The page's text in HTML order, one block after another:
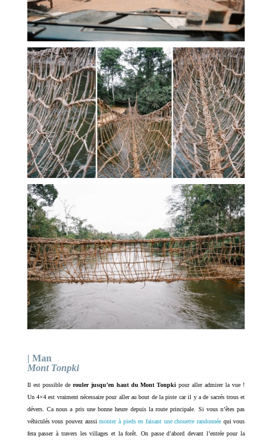
| Man
Mont Tonpki
Il est possible de rouler jusqu’en haut du Mont Tonpki pour aller admirer la vue !
Un 4×4 est vraiment nécessaire pour aller au bout de la piste car il y a de sacrés trous et
dévers. Ca nous a pris une bonne heure depuis la route principale. Si vous n’êtes pas
véhiculés vous pouvez aussimonter à pieds en faisant une chouette randonnéequi vous
fera passer à travers les villages et la forêt. On passe d’abord devant l’entrée pour la